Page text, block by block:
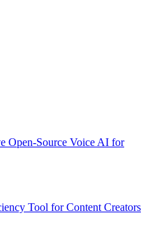
Open-Source Voice AI for
Tool for Content Creators